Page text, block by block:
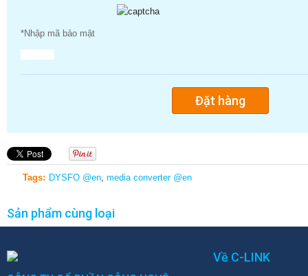
*Nhập mã bảo mật
Tags: DYSFO @en, media converter @en
Sản phẩm cùng loại
Về C-LINK